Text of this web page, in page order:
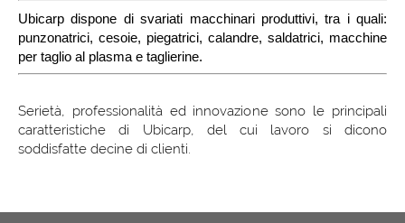
Ubicarp dispone di svariati macchinari produttivi, tra i quali:
punzonatrici, cesoie, piegatrici, calandre, saldatrici, macchine
per taglio al plasma e taglierine.
Serietà, professionalità ed innovazione sono le principali
caratteristiche di Ubicarp, del cui lavoro si dicono
soddisfatte decine di clienti.